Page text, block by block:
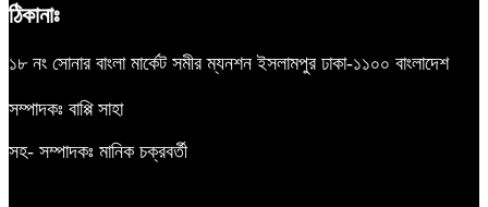
ঠিকানাঃ
১৮ নং সোনার বাংলা মার্কেট সমীর ম্যনশন ইসলামপুর ঢাকা-১১০০ বাংলাদেশ
সম্পাদকঃ বাপ্পি সাহা
সহ- সম্পাদকঃ মানিক চক্রবর্তী